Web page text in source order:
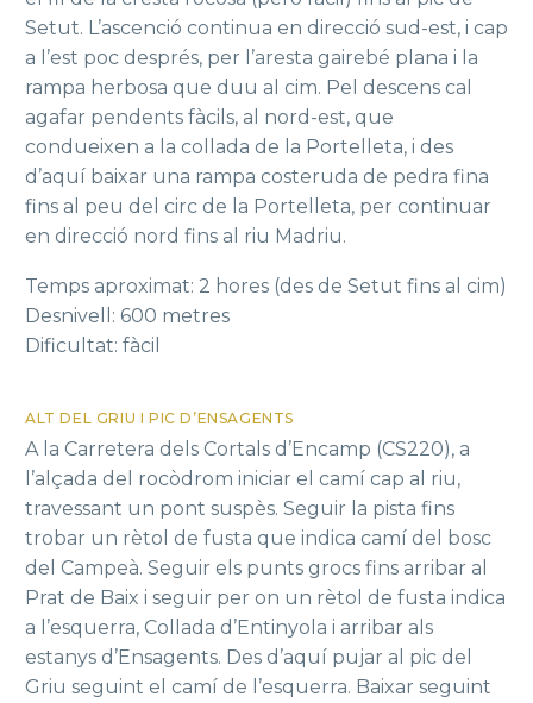
Setut. L’ascenció continua en direcció sud-est, i cap
a l’est poc després, per l’aresta gairebé plana i la
rampa herbosa que duu al cim. Pel descens cal
agafar pendents fàcils, al nord-est, que
condueixen a la collada de la Portelleta, i des
d’aquí baixar una rampa costeruda de pedra fina
fins al peu del circ de la Portelleta, per continuar
en direcció nord fins al riu Madriu.
Temps aproximat: 2 hores (des de Setut fins al cim)
Desnivell: 600 metres
Dificultat: fàcil
ALT DEL GRIU I PIC D’ENSAGENTS
A la Carretera dels Cortals d’Encamp (CS220), a
l’alçada del rocòdrom iniciar el camí cap al riu,
travessant un pont suspès. Seguir la pista fins
trobar un rètol de fusta que indica camí del bosc
del Campeà. Seguir els punts grocs fins arribar al
Prat de Baix i seguir per on un rètol de fusta indica
a l’esquerra, Collada d’Entinyola i arribar als
estanys d’Ensagents. Des d’aquí pujar al pic del
Griu seguint el camí de l’esquerra. Baixar seguint